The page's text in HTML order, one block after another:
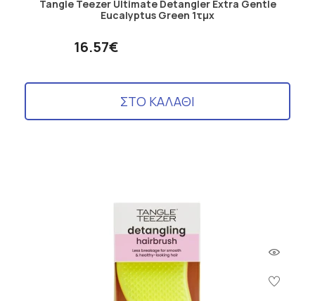
Tangle Teezer Ultimate Detangler Extra Gentle
Eucalyptus Green 1τμχ
16.57€
ΣΤΟ ΚΑΛΑΘΙ